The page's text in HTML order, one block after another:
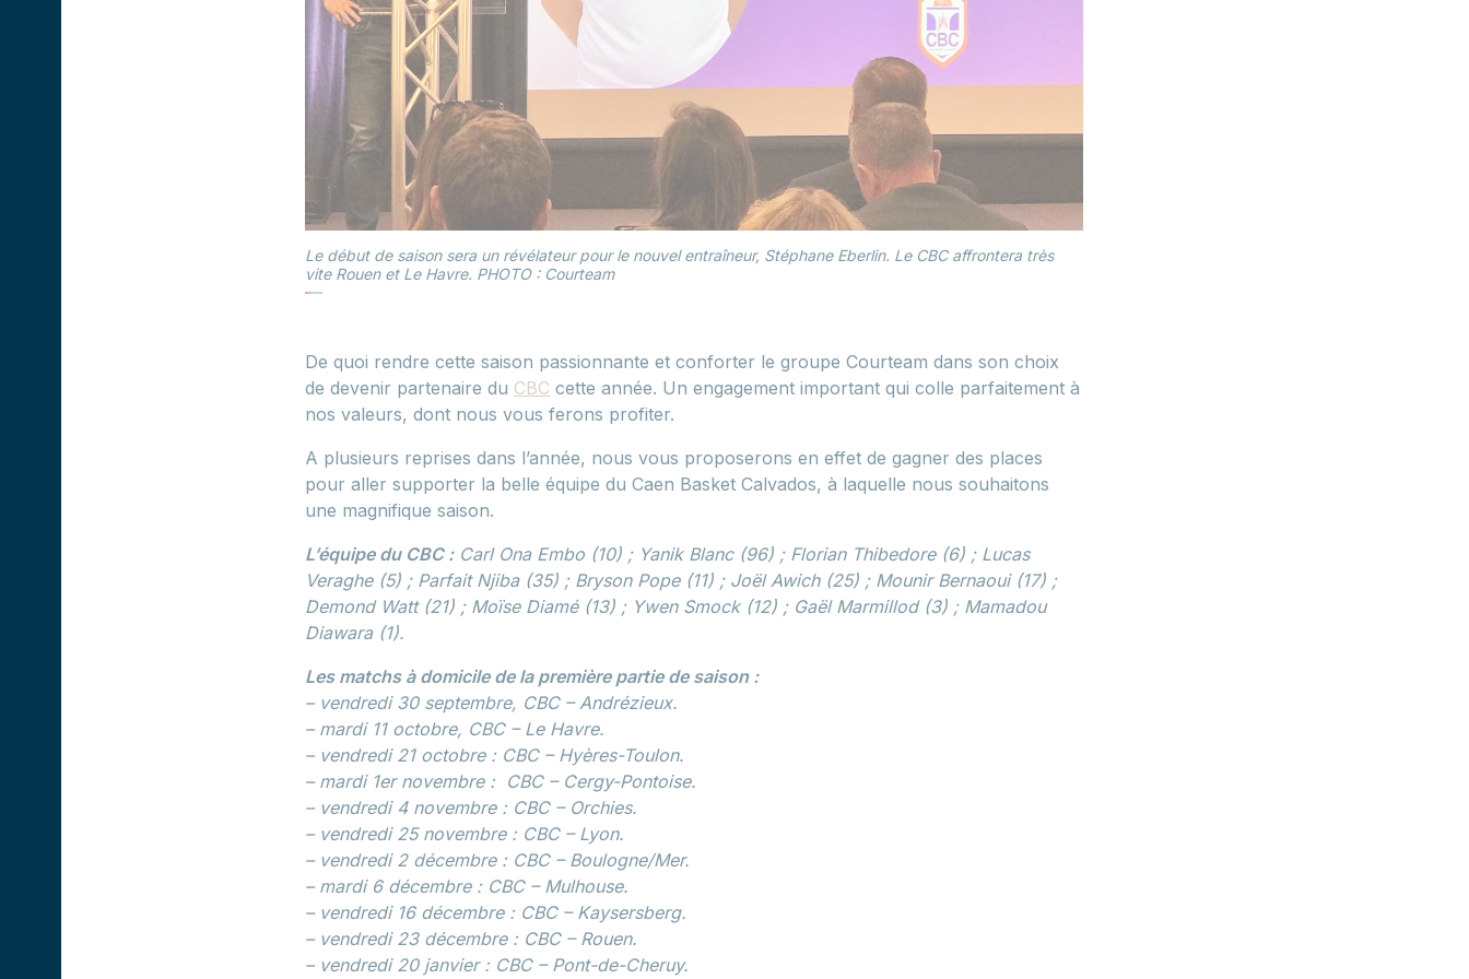
Le début de saison sera un révélateur pour le nouvel entraîneur, Stéphane Eberlin. Le CBC affrontera très
vite Rouen et Le Havre. PHOTO : Courteam
De quoi rendre cette saison passionnante et conforter le groupe Courteam dans son choix
de devenir partenaire du CBC cette année. Un engagement important qui colle parfaitement à
nos valeurs, dont nous vous ferons profiter.
A plusieurs reprises dans l’année, nous vous proposerons en effet de gagner des places
pour aller supporter la belle équipe du Caen Basket Calvados, à laquelle nous souhaitons
une magnifique saison.
L’équipe du CBC :Carl Ona Embo (10) ; Yanik Blanc (96) ; Florian Thibedore (6) ; Lucas
Veraghe (5) ; Parfait Njiba (35) ; Bryson Pope (11) ; Joël Awich (25) ; Mounir Bernaoui (17) ;
Demond Watt (21) ; Moïse Diamé (13) ; Ywen Smock (12) ; Gaël Marmillod (3) ; Mamadou
Diawara (1).
Les matchs à domicile de la première partie de saison :
– vendredi 30 septembre, CBC – Andrézieux.
– mardi 11 octobre, CBC – Le Havre.
– vendredi 21 octobre : CBC – Hyères-Toulon.
– mardi 1er novembre : CBC – Cergy-Pontoise.
– vendredi 4 novembre : CBC – Orchies.
– vendredi 25 novembre : CBC – Lyon.
– vendredi 2 décembre : CBC – Boulogne/Mer.
– mardi 6 décembre : CBC – Mulhouse.
– vendredi 16 décembre : CBC – Kaysersberg.
– vendredi 23 décembre : CBC – Rouen.
– vendredi 20 janvier : CBC – Pont-de-Cheruy.